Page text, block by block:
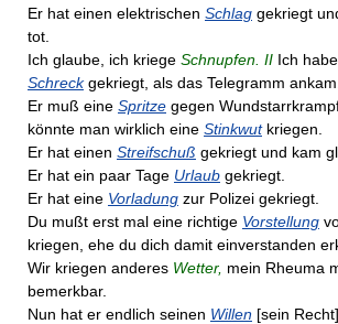
Er hat einen elektrischen Schlag gekriegt
tot.
Ich glaube, ich kriege Schnupfen. II Ich
Schreck gekriegt, als das Telegramm ankam.
Er muß eine Spritze gegen
könnte man wirklich eine Stinkwut kriegen.
Er hat einen Streifschuß gekriegt und kam
Er hat ein paar Tage Urlaub gekriegt.
Er hat eine Vorladung zur Polizei gekriegt.
Du mußt erst mal eine richtige Vorstellung
kriegen, ehe du dich damit einverstanden
Wir kriegen anderes Wetter, mein Rheuma
bemerkbar.
Nun hat er endlich seinen Willen [sein